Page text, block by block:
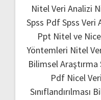
Nitel Veri Analizi
Spss PdfSpss Veri
Ppt Nitel ve
Yöntemleri Nitel
Bilimsel Araştırma
Pdf Nicel
Sınıflandırılması